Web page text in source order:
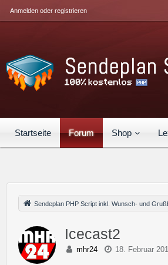
Startseite Forum Shop
Anmelden oder registrieren
Sendeplan PHP Script inkl. Wunsch- und
Icecast2
mhr24 18. Februar